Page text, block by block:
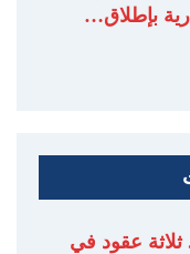
بإطلاق…
عقود في